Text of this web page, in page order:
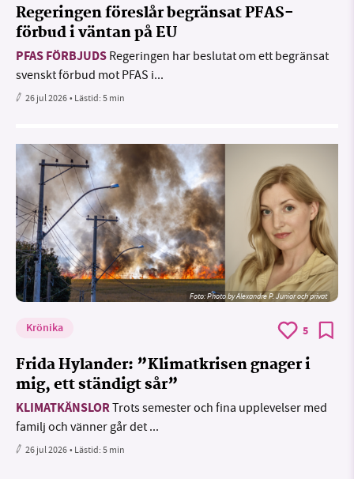
Regeringen föreslår begränsat PFAS-
förbud i väntan på EU
PFAS FÖRBJUDS Regeringen har beslutat om ett begränsat
svenskt förbud mot PFAS i...
26 jul 2026• Lästid:5 min
Foto:Photo by Alexandre P. Junior och privat
Krönika 5
Frida Hylander: ”Klimatkrisen gnager i
mig, ett ständigt sår”
KLIMATKÄNSLORTrots semester och fina upplevelser med
familj och vänner går det ...
26 jul 2026• Lästid:5 min